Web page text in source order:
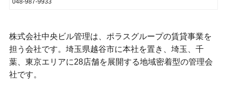
048-987-9933
株式会社中央ビル管理は、ポラスグループの賃貸事業を
担う会社です。埼玉県越谷市に本社を置き、埼玉、千
葉、東京エリアに28店舗を展開する地域密着型の管理会
社です。